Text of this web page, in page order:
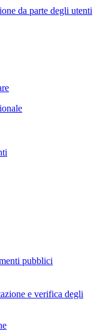
da parte degli utenti
pubblici
e verifica degli